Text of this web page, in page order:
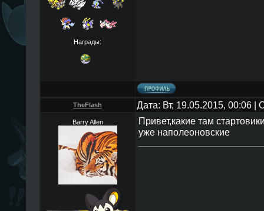
Награды:
TheFlаsh Дата: Вт, 19.05.2015, 00:06
Barry Allen
Привет,какие там
уже наполеоновские